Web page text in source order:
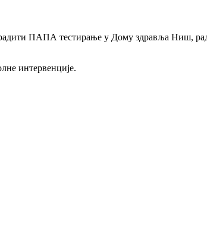
ПАПА тестирање у Дому здравља Ниш,
интервенције.